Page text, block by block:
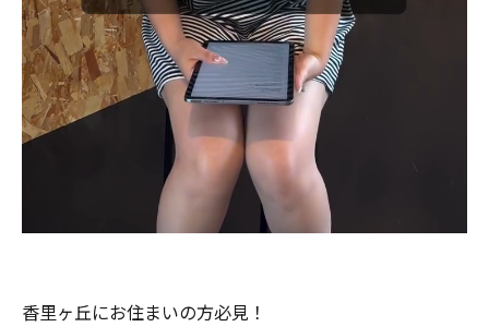
香里ヶ丘にお住まいの方必見！